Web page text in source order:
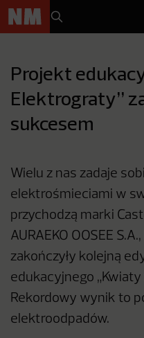
Projekt
Elektrograty”
sukcesem
Wielu z nas zadaje
elektrośmieciami w
przychodzą marki
AURAEKO OOSEE
zakończyły kolejną
edukacyjnego „Kwiaty
Rekordowy wynik to
elektroodpadów.